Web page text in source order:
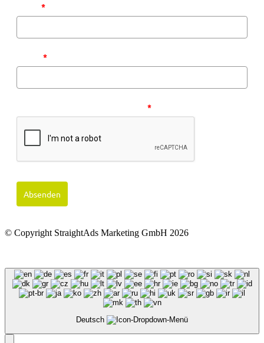
*
*
*
Absenden
© Copyright StraightAds Marketing GmbH 2026
Deutsch